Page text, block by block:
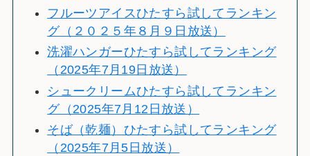
フルーツアイスひたすら試してランキン
グ（２０２５年８月９日放送）
洗濯ハンガーひたすら試してランキング
（2025年7月19日放送）
シュークリームひたすら試してランキン
グ（2025年7月12日放送）
そば（乾麺）ひたすら試してランキング
（2025年7月5日放送）